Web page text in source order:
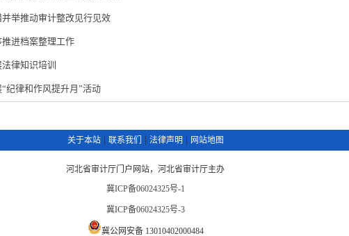
举推动审计整改见行见效
进档案整理工作
律知识培训
纪律和作风提升月”活动
关于本站| 联系我们 法律声明 网站地图
河北省审计厅门户网站，河北省审计厅主办
冀ICP备06024325号-1
冀ICP备06024325号-3
冀公网安备 13010402000484